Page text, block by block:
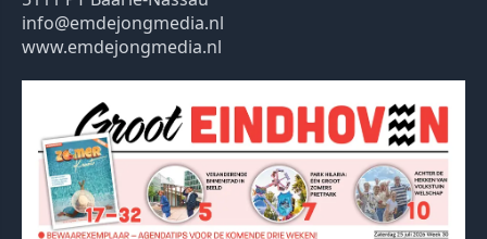
info@emdejongmedia.nl
www.emdejongmedia.nl